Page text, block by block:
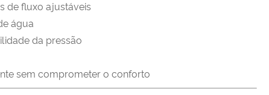
de fluxo ajustáveis
água
da pressão
sem comprometer o conforto